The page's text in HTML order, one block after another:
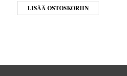
LISÄÄ OSTOSKORIIN